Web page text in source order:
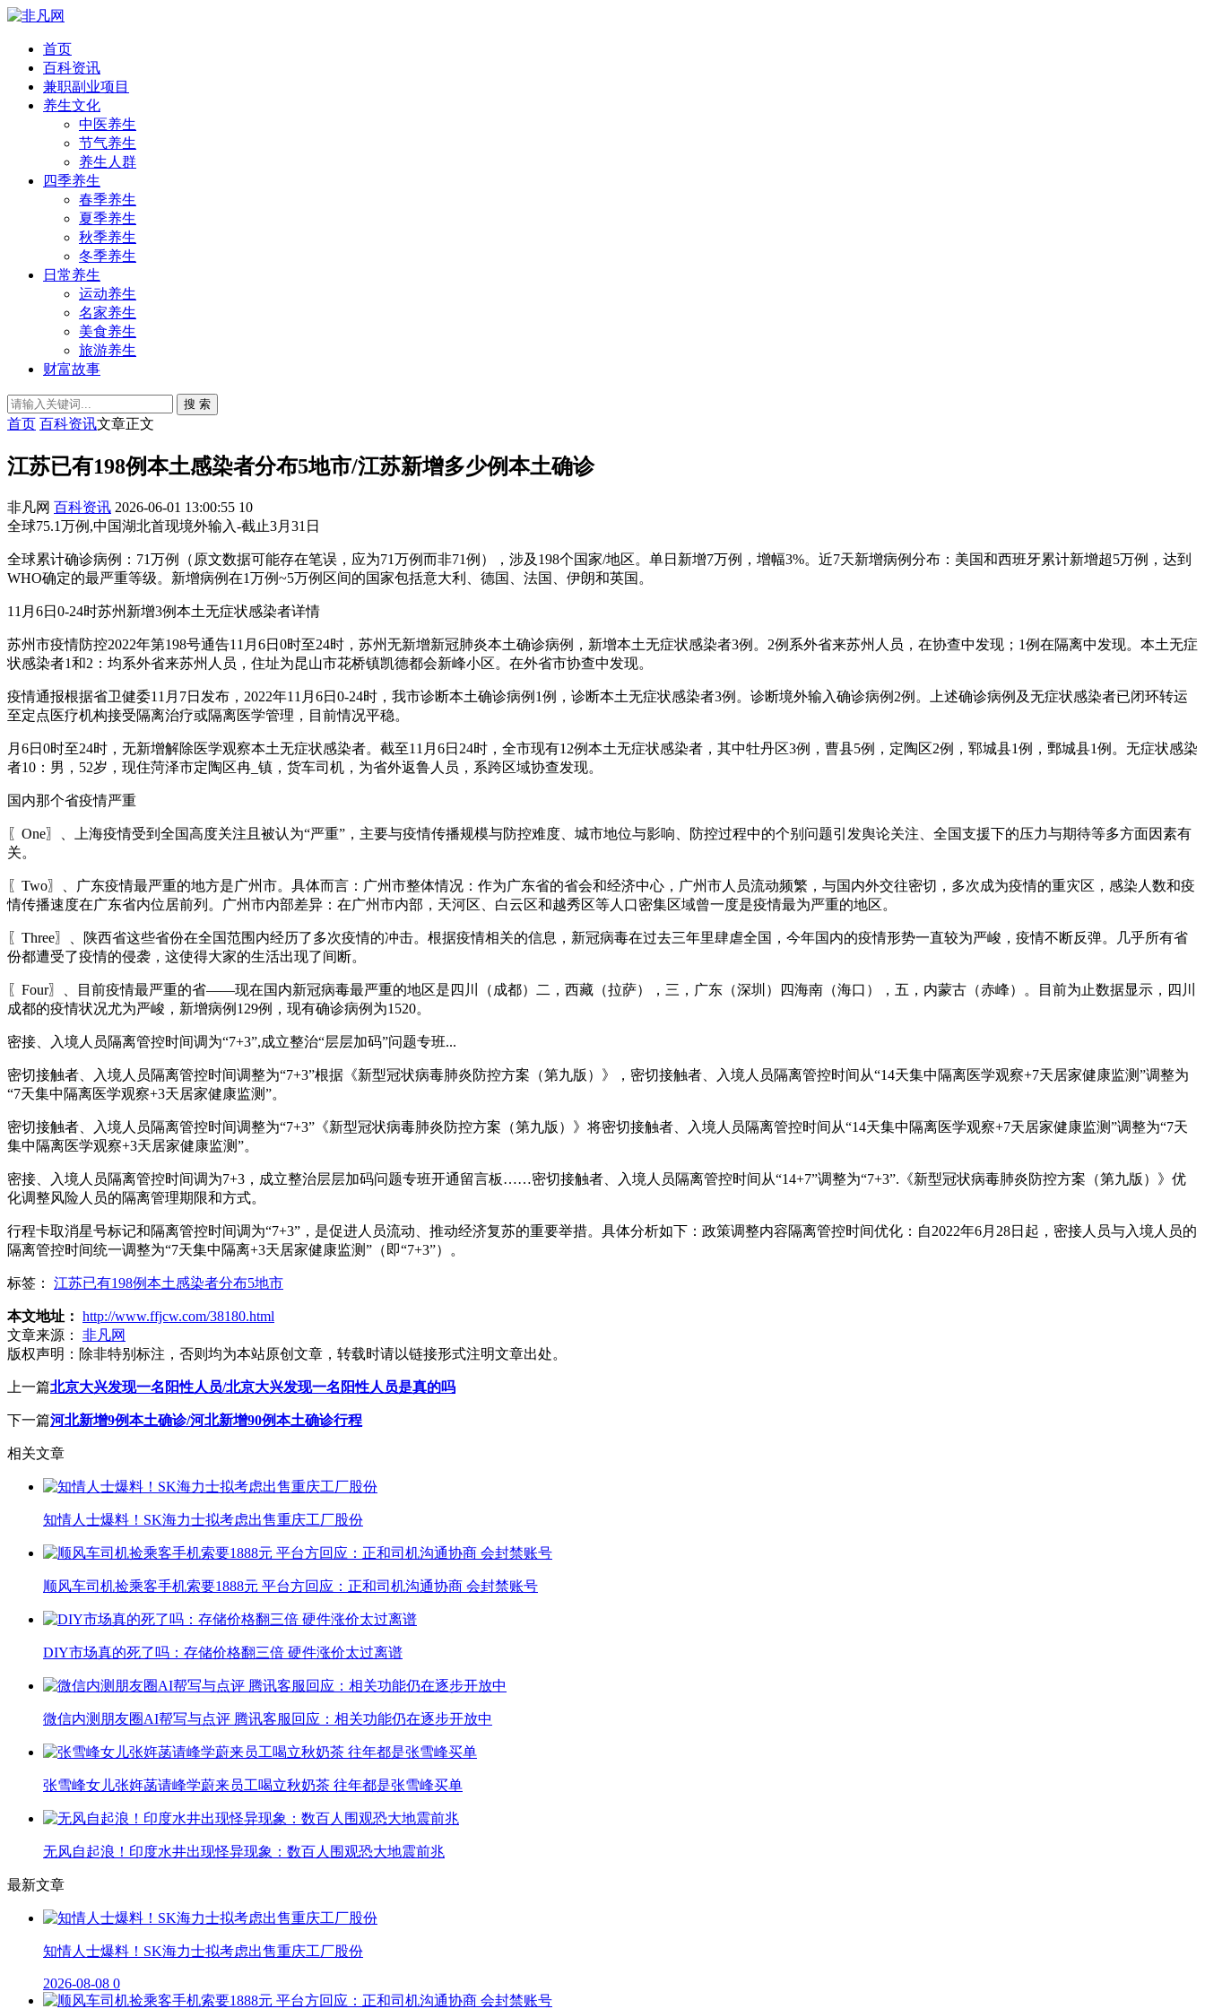
首页
百科资讯
兼职副业项目
养生文化
中医养生
节气养生
养生人群
四季养生
春季养生
夏季养生
秋季养生
冬季养生
日常养生
运动养生
名家养生
美食养生
旅游养生
财富故事
搜 索
首页 百科资讯文章正文
江苏已有198例本土感染者分布5地市/江苏新增多少例本土确诊
非凡网 百科资讯 2026-06-01 13:00:55 10
全球75.1万例,中国湖北首现境外输入-截止3月31日
全球累计确诊病例：71万例（原文数据可能存在笔误，应为71万例而非71例），涉及198个国家/地区。单日新增7万例，增幅3%。近7天新增病例分布：美国和西班牙累计新增超5万例，达到
WHO确定的最严重等级。新增病例在1万例~5万例区间的国家包括意大利、德国、法国、伊朗和英国。
11月6日0-24时苏州新增3例本土无症状感染者详情
苏州市疫情防控2022年第198号通告11月6日0时至24时，苏州无新增新冠肺炎本土确诊病例，新增本土无症状感染者3例。2例系外省来苏州人员，在协查中发现；1例在隔离中发现。本土无症
状感染者1和2：均系外省来苏州人员，住址为昆山市花桥镇凯德都会新峰小区。在外省市协查中发现。
疫情通报根据省卫健委11月7日发布，2022年11月6日0-24时，我市诊断本土确诊病例1例，诊断本土无症状感染者3例。诊断境外输入确诊病例2例。上述确诊病例及无症状感染者已闭环转运
至定点医疗机构接受隔离治疗或隔离医学管理，目前情况平稳。
月6日0时至24时，无新增解除医学观察本土无症状感染者。截至11月6日24时，全市现有12例本土无症状感染者，其中牡丹区3例，曹县5例，定陶区2例，郓城县1例，鄄城县1例。无症状感染
者10：男，52岁，现住菏泽市定陶区冉_镇，货车司机，为省外返鲁人员，系跨区域协查发现。
国内那个省疫情严重
〖One〗、上海疫情受到全国高度关注且被认为“严重”，主要与疫情传播规模与防控难度、城市地位与影响、防控过程中的个别问题引发舆论关注、全国支援下的压力与期待等多方面因素有
关。
〖Two〗、广东疫情最严重的地方是广州市。具体而言：广州市整体情况：作为广东省的省会和经济中心，广州市人员流动频繁，与国内外交往密切，多次成为疫情的重灾区，感染人数和疫
情传播速度在广东省内位居前列。广州市内部差异：在广州市内部，天河区、白云区和越秀区等人口密集区域曾一度是疫情最为严重的地区。
〖Three〗、陕西省这些省份在全国范围内经历了多次疫情的冲击。根据疫情相关的信息，新冠病毒在过去三年里肆虐全国，今年国内的疫情形势一直较为严峻，疫情不断反弹。几乎所有省
份都遭受了疫情的侵袭，这使得大家的生活出现了间断。
〖Four〗、目前疫情最严重的省——现在国内新冠病毒最严重的地区是四川（成都）二，西藏（拉萨），三，广东（深圳）四海南（海口），五，内蒙古（赤峰）。目前为止数据显示，四川
成都的疫情状况尤为严峻，新增病例129例，现有确诊病例为1520。
密接、入境人员隔离管控时间调为“7+3”,成立整治“层层加码”问题专班...
密切接触者、入境人员隔离管控时间调整为“7+3”根据《新型冠状病毒肺炎防控方案（第九版）》，密切接触者、入境人员隔离管控时间从“14天集中隔离医学观察+7天居家健康监测”调整为
“7天集中隔离医学观察+3天居家健康监测”。
密切接触者、入境人员隔离管控时间调整为“7+3”《新型冠状病毒肺炎防控方案（第九版）》将密切接触者、入境人员隔离管控时间从“14天集中隔离医学观察+7天居家健康监测”调整为“7天
集中隔离医学观察+3天居家健康监测”。
密接、入境人员隔离管控时间调为7+3，成立整治层层加码问题专班开通留言板……密切接触者、入境人员隔离管控时间从“14+7”调整为“7+3”.《新型冠状病毒肺炎防控方案（第九版）》优
化调整风险人员的隔离管理期限和方式。
行程卡取消星号标记和隔离管控时间调为“7+3”，是促进人员流动、推动经济复苏的重要举措。具体分析如下：政策调整内容隔离管控时间优化：自2022年6月28日起，密接人员与入境人员的
隔离管控时间统一调整为“7天集中隔离+3天居家健康监测”（即“7+3”）。
标签： 江苏已有198例本土感染者分布5地市
本文地址： http://www.ffjcw.com/38180.html
文章来源：
非凡网
版权声明： 除非特别标注，否则均为本站原创文章，转载时请以链接形式注明文章出处。
上一篇北京大兴发现一名阳性人员/北京大兴发现一名阳性人员是真的吗
下一篇河北新增9例本土确诊/河北新增90例本土确诊行程
相关文章
知情人士爆料！SK海力士拟考虑出售重庆工厂股份
顺风车司机捡乘客手机索要1888元 平台方回应：正和司机沟通协商 会封禁账号
DIY市场真的死了吗：存储价格翻三倍 硬件涨价太过离谱
微信内测朋友圈AI帮写与点评 腾讯客服回应：相关功能仍在逐步开放中
张雪峰女儿张姩菡请峰学蔚来员工喝立秋奶茶 往年都是张雪峰买单
无风自起浪！印度水井出现怪异现象：数百人围观恐大地震前兆
最新文章
知情人士爆料！SK海力士拟考虑出售重庆工厂股份
2026-08-08 0